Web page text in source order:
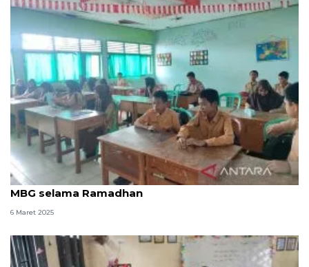
1.472 siswa di Bengkulu terima kudapan program
MBG selama Ramadhan
6 Maret 2025